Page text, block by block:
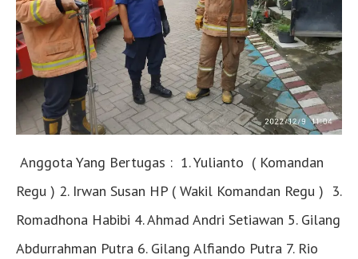
Anggota Yang Bertugas : 1. Yulianto ( Komandan
Regu ) 2. Irwan Susan HP ( Wakil Komandan Regu ) 3.
Romadhona Habibi 4. Ahmad Andri Setiawan 5. Gilang
Abdurrahman Putra 6. Gilang Alfiando Putra 7. Rio